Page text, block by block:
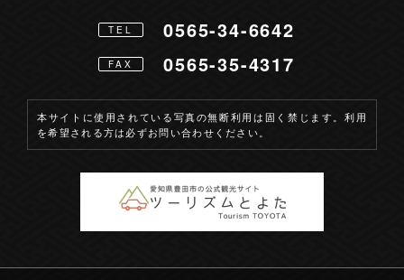
TEL 0565-34-6642
FAX 0565-35-4317
本サイトに使用されている写真の無断利用は固く禁じます。利用
を希望される方は必ずお問い合わせください。